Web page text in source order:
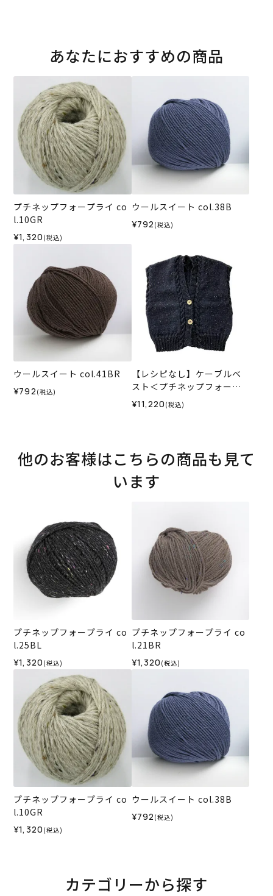
あなたにおすすめの商品
プチネップフォープライ co
l.10GR
¥1,320 (税込)
ウールスイート col.38B
¥792 (税込)
ウールスイート col.41BR
¥792 (税込)
【レシピなし】ケーブルベ
スト＜プチネップフォープ
ライ09NV＞（編み物 材料セ
ット）
¥11,220 (税込)
他のお客様はこちらの商品も見て
います
プチネップフォープライ co
l.25BL
¥1,320 (税込)
プチネップフォープライ co
l.21BR
¥1,320 (税込)
プチネップフォープライ co
l.10GR
¥1,320 (税込)
ウールスイート col.38B
¥792 (税込)
カテゴリーから探す